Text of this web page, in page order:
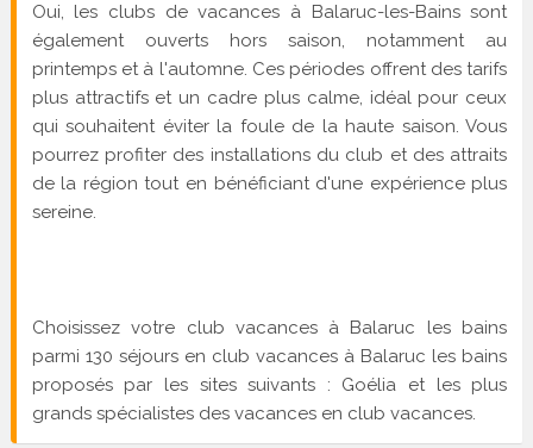
Oui, les clubs de vacances à Balaruc-les-Bains sont
également ouverts hors saison, notamment au
printemps et à l'automne. Ces périodes offrent des tarifs
plus attractifs et un cadre plus calme, idéal pour ceux
qui souhaitent éviter la foule de la haute saison. Vous
pourrez profiter des installations du club et des attraits
de la région tout en bénéficiant d'une expérience plus
sereine.
Choisissez votre club vacances à Balaruc les bains
parmi 130 séjours en club vacances à Balaruc les bains
proposés par les sites suivants : Goélia et les plus
grands spécialistes des vacances en club vacances.